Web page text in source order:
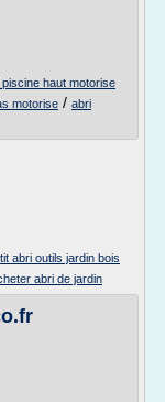
piscine haut motorise
motorise / abri
abri outils jardin bois
abri de jardin